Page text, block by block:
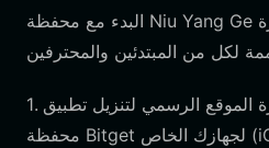
البدء مع محفظة Niu Yang Ge الخاصة بك هو عملية مباشرة
1. الموقع الرسمي لتنزيل تطبيق
محفظة Bitget لجهازك الخاص (iOS، أو Android، أو إضافة